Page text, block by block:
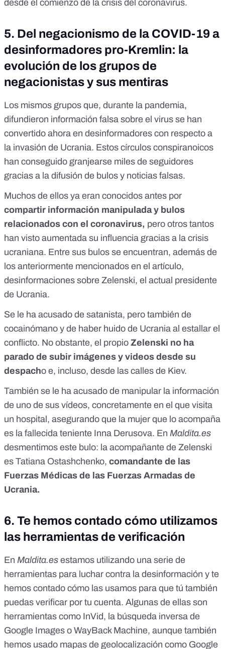
desde el comienzo de la crisis del coronavirus.
5. Del negacionismo de la COVID-19 a
desinformadores pro-Kremlin: la
evolución de los grupos de
negacionistas y sus mentiras
Los mismos grupos que, durante la pandemia,
difundieron información falsa sobre el virus se han
convertido ahora en desinformadores con respecto a
la invasión de Ucrania. Estos círculos conspiranoicos
han conseguido granjearse miles de seguidores
gracias a la difusión de bulos y noticias falsas.
Muchos de ellos ya eran conocidos antes por
compartir información manipulada y bulos
relacionados con el coronavirus, pero otros tantos
han visto aumentada su influencia gracias a la crisis
ucraniana. Entre sus bulos se encuentran, además de
los anteriormente mencionados en el artículo,
desinformaciones sobre Zelenski, el actual presidente
de Ucrania.
Se le ha acusado de satanista, pero también de
cocainómano y de haber huido de Ucrania al estallar el
conflicto. No obstante, el propio Zelenski no ha
parado de subir imágenes y videos desde su
despacho e, incluso, desde las calles de Kiev.
También se le ha acusado de manipular la información
de uno de sus vídeos, concretamente en el que visita
un hospital, asegurando que la mujer que lo acompaña
es la fallecida teniente Inna Derusova. En Maldita.es
desmentimos este bulo: la acompañante de Zelenski
es Tatiana Ostashchenko, comandante de las
Fuerzas Médicas de las Fuerzas Armadas de
Ucrania.
6. Te hemos contado cómo utilizamos
las herramientas de verificación
En Maldita.es estamos utilizando una serie de
herramientas para luchar contra la desinformación y te
hemos contado cómo las usamos para que tú también
puedas verificar por tu cuenta. Algunas de ellas son
herramientas como InVid, la búsqueda inversa de
Google Images o WayBack Machine, aunque también
hemos usado mapas de geolocalización como Google